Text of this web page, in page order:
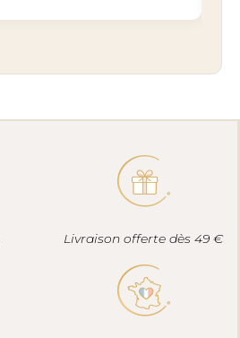
Livraison offerte dès 49 €